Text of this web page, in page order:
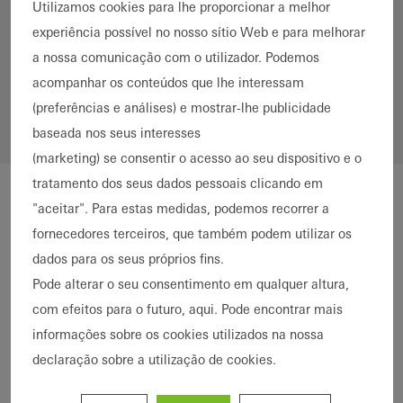
AlumínioAço
Utilizamos cookies para lhe proporcionar a melhor
experiência possível no nosso sítio Web e para melhorar
a nossa comunicação com o utilizador. Podemos
acompanhar os conteúdos que lhe interessam
(preferências e análises) e mostrar-lhe publicidade
baseada nos seus interesses
(marketing) se consentir o acesso ao seu dispositivo e o
tratamento dos seus dados pessoais clicando em
"aceitar". Para estas medidas, podemos recorrer a
fornecedores terceiros, que também podem utilizar os
dados para os seus próprios fins.
Pode alterar o seu consentimento em qualquer altura,
com efeitos para o futuro, aqui. Pode encontrar mais
informações sobre os cookies utilizados na nossa
declaração sobre a utilização de cookies.